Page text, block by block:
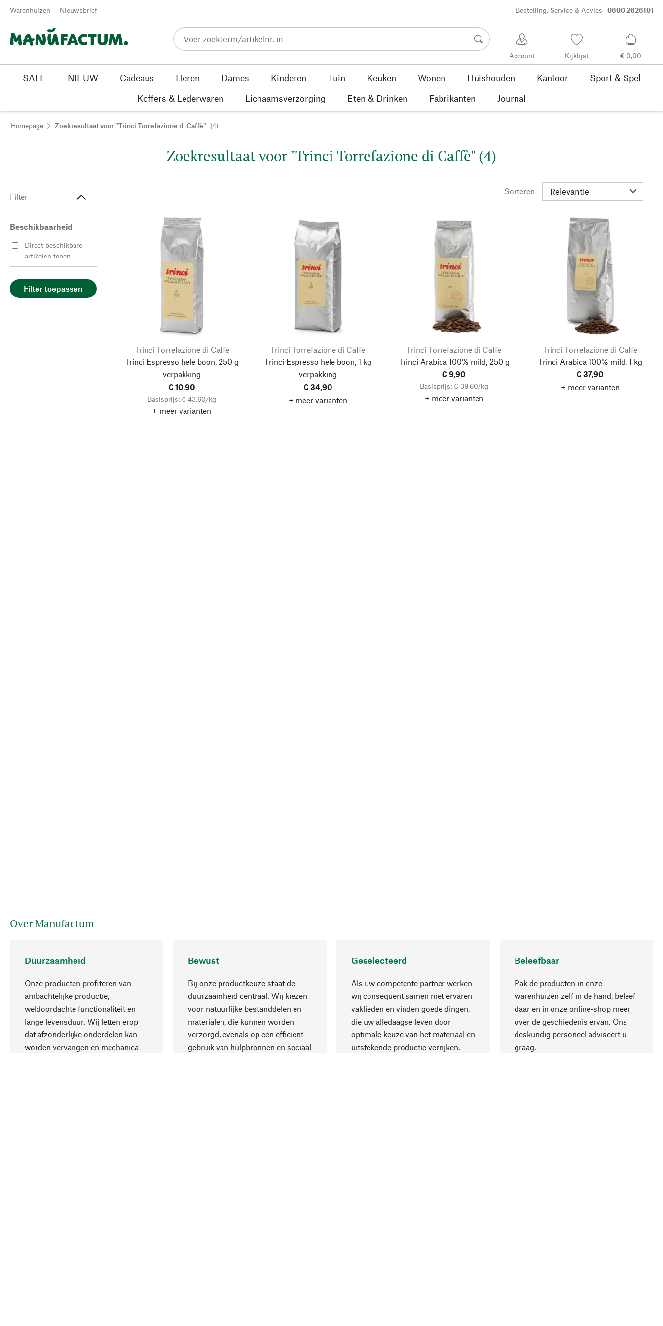
Passer au contenu
Warenhuizen Nieuwsbrief Bestelling, Service & Advies 0800 2626101
Account Kijklijst € 0,00
SALE NIEUW Cadeaus Heren Dames Kinderen Tuin Keuken Wonen Huishouden Kantoor
Sport & Spel
Koffers & Lederwaren
Lichaamsverzorging Eten & Drinken Fabrikanten Journal
Homepage Zoekresultaat voor "Trinci Torrefazione di Caffè" (4)
Zoekresultaat voor "Trinci Torrefazione di Caffè" (4)
Filter
Beschikbaarheid
Direct beschikbare
artikelen tonen
Filter toepassen
Sorteren
Trinci Torrefazione di Caffè
Trinci Espresso hele boon, 250 g
verpakking
€ 10,90
Basisprijs: € 43,60/kg
+ meer varianten
Trinci Torrefazione di Caffè
Trinci Espresso hele boon, 1 kg
verpakking
€ 34,90
+ meer varianten
Trinci Torrefazione di Caffè
Trinci Arabica 100% mild, 250 g
€ 9,90
Basisprijs: € 39,60/kg
+ meer varianten
Trinci Torrefazione di Caffè
Trinci Arabica 100% mild, 1 kg
€ 37,90
+ meer varianten
Over Manufactum
Duurzaamheid
Onze producten profiteren van
ambachtelijke productie,
weldoordachte functionaliteit en
lange levensduur. Wij letten erop
dat afzonderlijke onderdelen kan
worden vervangen en mechanica
Bewust
Bij onze productkeuze staat de
duurzaamheid centraal. Wij kiezen
voor natuurlijke bestanddelen en
materialen, die kunnen worden
verzorgd, evenals op een efficiënt
gebruik van hulpbronnen en sociaal
Geselecteerd
Als uw competente partner werken
wij consequent samen met ervaren
vaklieden en vinden goede dingen,
die uw alledaagse leven door
optimale keuze van het materiaal en
uitstekende productie verrijken.
Beleefbaar
Pak de producten in onze
warenhuizen zelf in de hand, beleef
daar en in onze online-shop meer
over de geschiedenis ervan. Ons
deskundig personeel adviseert u
graag.
Naar boven